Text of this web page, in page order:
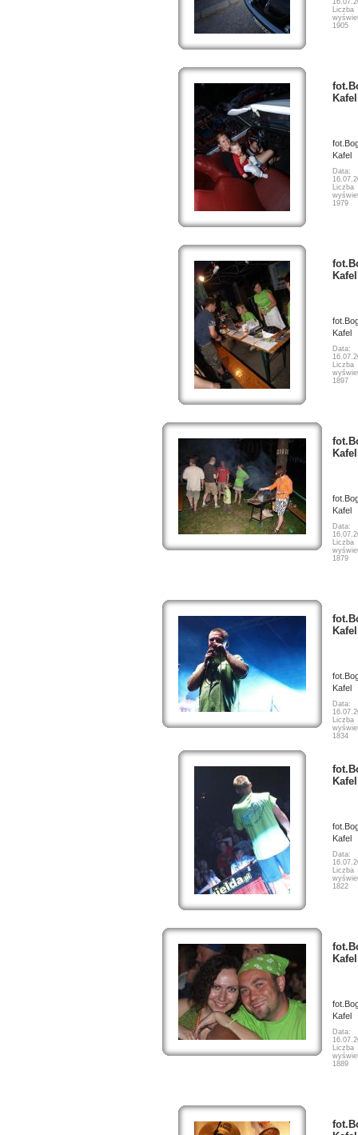
Liczba
1905
Kafel
Kafel
Data:
Liczba
1979
Kafel
Kafel
Data:
Liczba
1897
Kafel
Kafel
Data:
Liczba
1879
Kafel
Kafel
Data:
Liczba
1834
Kafel
Kafel
Data:
Liczba
1822
Kafel
Kafel
Data:
Liczba
1889